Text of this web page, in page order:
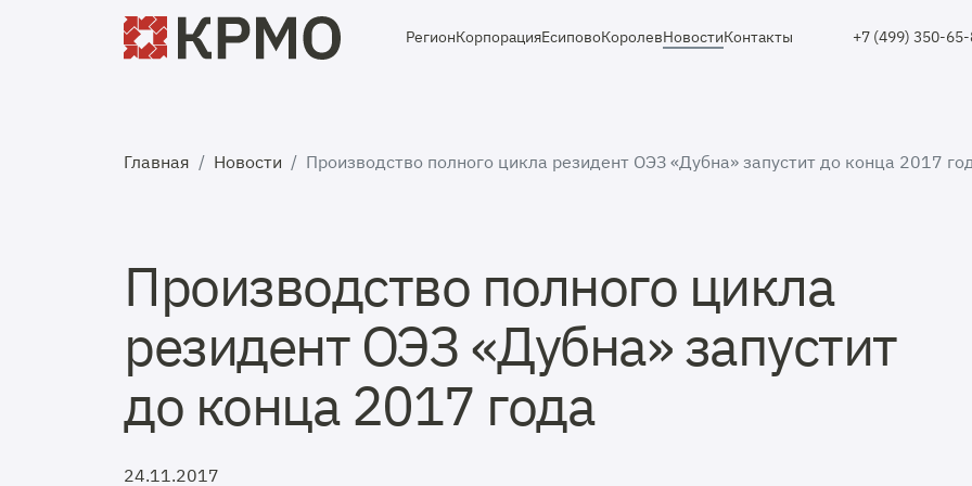
РегионКорпорацияЕсиповоКоролевНовостиКонтакты +7 (499) 350-
Главная Новости Производство полного цикла резидент ОЭЗ «Дубна» запустит до конца 2017
Производство полного цикла
резидент ОЭЗ «Дубна» запустит
до конца 2017 года
24.11.2017